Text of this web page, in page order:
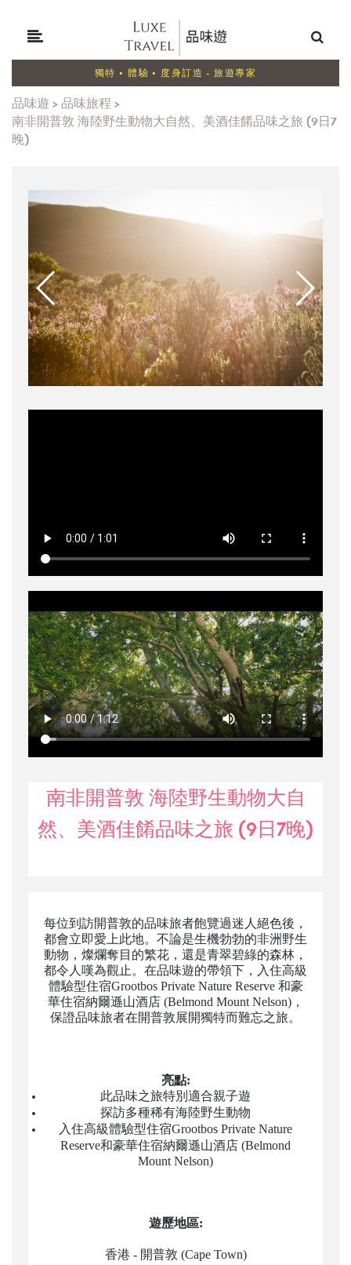
獨特 • 體驗 • 度身訂造 - 旅遊專家
品味遊 > 品味旅程 >
南非開普敦 海陸野生動物大自然、美酒佳餚品味之旅 (9日7
晚)
南非開普敦 海陸野生動物大自
然、美酒佳餚品味之旅 (9日7晚)
每位到訪開普敦的品味旅者飽覽過迷人絕色後，
都會立即愛上此地。不論是生機勃勃的非洲野生
動物，燦爛奪目的繁花，還是青翠碧綠的森林，
都令人嘆為觀止。在品味遊的帶領下，入住高級
體驗型住宿Grootbos Private Nature Reserve 和豪
華住宿納爾遜山酒店 (Belmond Mount Nelson)，
保證品味旅者在開普敦展開獨特而難忘之旅。
亮點:
此品味之旅特別 適合親子遊
探訪多種稀有海陸野生動物
入住高級體驗型住宿Grootbos Private Nature
Reserve和豪華住宿納爾遜山酒店 (Belmond
Mount Nelson)
遊歷地區:
香港 - 開普敦 (Cape Town)